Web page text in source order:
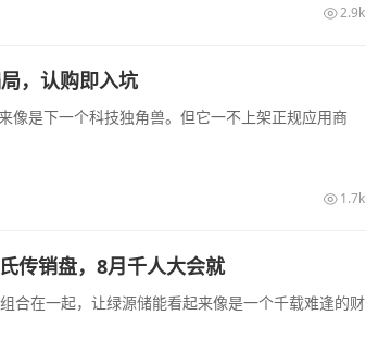
2.9k
，认购即入坑
是下一个科技独角兽。但它一不上架正规应用商
1.7k
传销盘，8月千人大会就
在一起，让绿源储能看起来像是一个千载难逢的财